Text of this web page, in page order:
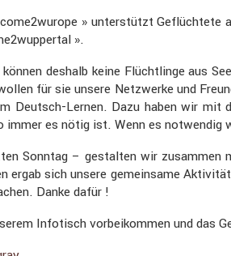
» unter­stützt
».
deshalb keine Flücht­linge aus
für sie unsere Netzwerke und
Deutsch-Lernen. Dazu haben wir
immer es nötig ist. Wenn es notwendig
Sonntag – gestalten wir
sich unsere gemein­same
Danke dafür !
Infotisch vorbei­kommen und das